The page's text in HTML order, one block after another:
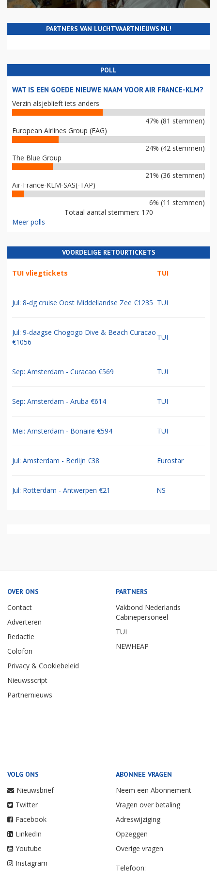
PARTNERS VAN LUCHTVAARTNIEUWS.NL!
POLL
WAT IS EEN GOEDE NIEUWE NAAM VOOR AIR FRANCE-KLM?
Verzin alsjeblieft iets anders
47% (81 stemmen)
European Airlines Group (EAG)
24% (42 stemmen)
The Blue Group
21% (36 stemmen)
Air-France-KLM-SAS(-TAP)
6% (11 stemmen)
Totaal aantal stemmen: 170
Meer polls
VOORDELIGE RETOURTICKETS
TUI vliegtickets TUI
Jul: 8-dg cruise Oost Middellandse Zee €1235 TUI
Jul: 9-daagse Chogogo Dive & Beach Curacao
€1056
TUI
Sep: Amsterdam - Curacao €569 TUI
Sep: Amsterdam - Aruba €614 TUI
Mei: Amsterdam - Bonaire €594 TUI
Jul: Amsterdam - Berlijn €38 Eurostar
Jul: Rotterdam - Antwerpen €21 NS
OVER ONS
Contact
Adverteren
Redactie
Colofon
Privacy & Cookiebeleid
Nieuwsscript
Partnernieuws
PARTNERS
Vakbond Nederlands
Cabinepersoneel
TUI
NEWHEAP
VOLG ONS
Nieuwsbrief
Twitter
Facebook
LinkedIn
Youtube
Instagram
ABONNEE VRAGEN
Neem een Abonnement
Vragen over betaling
Adreswijziging
Opzeggen
Overige vragen
Telefoon: